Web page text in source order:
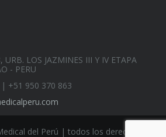
URB. LOS JAZMINES III Y IV ETAPA
- PERU
+51 950 370 863
del Perú | todos los derechos